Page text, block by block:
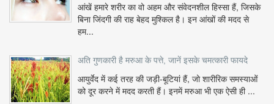
आंखें हमारे शरीर का वो अहम और संवेदनशील हिस्सा हैं, जिसके
बिना जिंदगी की राह बेहद मुश्किल है। इन आंखों की मदद से
हम...
अति गुणकारी है मरुआ के पत्ते, जानें इसके चमत्कारी फायदे
आयुर्वेद में कई तरह की जड़ी-बूटियां हैं, जो शारीरिक समस्याओं
को दूर करने में मदद करती हैं। इनमें मरुआ भी एक ऐसी ही ...